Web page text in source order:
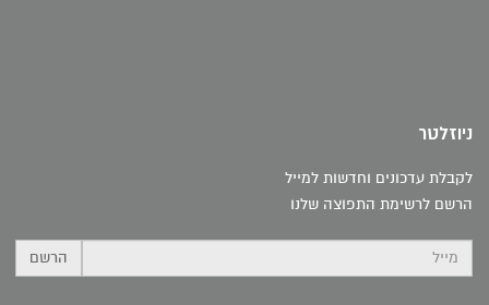
ניוזלטר
לקבלת עדכונים וחדשות למייל
הרשם לרשימת התפוצה שלנו
הרשם